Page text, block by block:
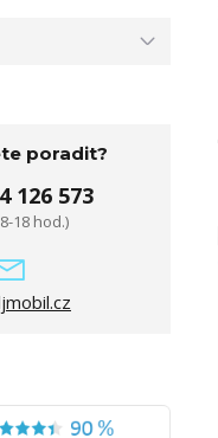
poradit?
126 573
18 hod.)